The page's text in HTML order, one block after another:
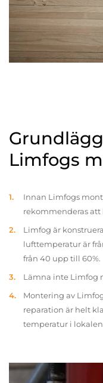
Limfogs
Innan Limfogs
rekommenderas
Limfog är
lufttemperatur är
från 40 upp till 60%.
Lämna inte Limfog
Montering av
reparation är helt
temperatur i